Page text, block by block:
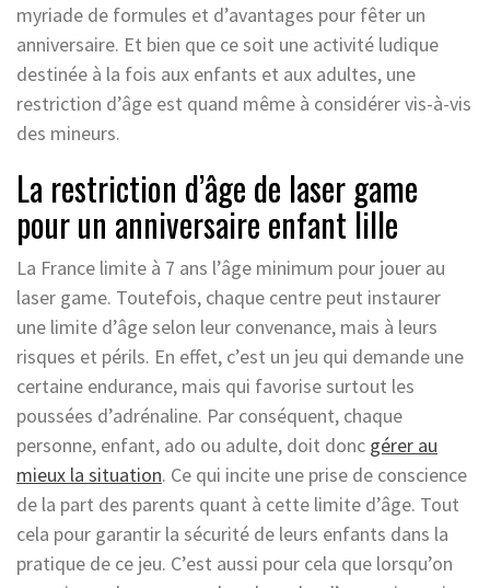
myriade de formules et d’avantages pour fêter un
anniversaire. Et bien que ce soit une activité ludique
destinée à la fois aux enfants et aux adultes, une
restriction d’âge est quand même à considérer vis-à-vis
des mineurs.
La restriction d’âge de laser game
pour un anniversaire enfant lille
La France limite à 7 ans l’âge minimum pour jouer au
laser game. Toutefois, chaque centre peut instaurer
une limite d’âge selon leur convenance, mais à leurs
risques et périls. En effet, c’est un jeu qui demande une
certaine endurance, mais qui favorise surtout les
poussées d’adrénaline. Par conséquent, chaque
personne, enfant, ado ou adulte, doit donc gérer au
mieux la situation. Ce qui incite une prise de conscience
de la part des parents quant à cette limite d’âge. Tout
cela pour garantir la sécurité de leurs enfants dans la
pratique de ce jeu. C’est aussi pour cela que lorsqu’on